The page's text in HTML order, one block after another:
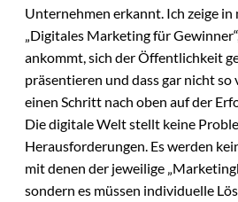
Unternehmen erkannt. Ich zeige in
„Digitales Marketing für
ankommt, sich der Öffentlichkeit
präsentieren und dass gar nicht so
einen Schritt nach oben auf der
Die digitale Welt stellt keine
Herausforderungen. Es werden
mit denen der jeweilige
sondern es müssen individuelle